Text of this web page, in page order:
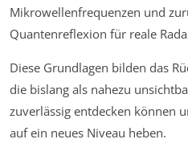
Mikrowellenfrequenzen und
Quantenreflexion für reale
Diese Grundlagen bilden das
die bislang als nahezu
zuverlässig entdecken können
auf ein neues Niveau heben.